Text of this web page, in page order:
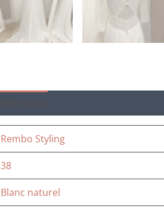
Rembo Styling
38
Blanc naturel